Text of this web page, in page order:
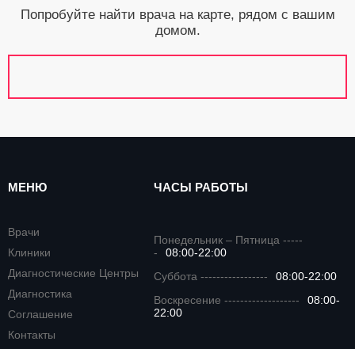
Попробуйте найти врача на карте, рядом с вашим
домом.
МЕНЮ
Врачи
Клиники
Диагностические Центры
Диагностика
Соглашение
Контакты
ЧАСЫ РАБОТЫ
Понедельник – Пятница -----
-
08:00-22:00
Суббота -----------------
08:00-22:00
Воскресение -------------------
08:00-
22:00